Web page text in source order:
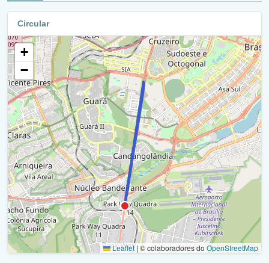
Epia / Df-003 / Br-450 / Ra I
Df 003 - Retorno / Ra I
Epia / Df-003 / Br-450 / Ra I
Retorno - Epia / Df-033 / Br-450 (Viplan) / Ra I
Epia / Df-003 / Br-450 / Ra I
Epia / Df-003 / Br-450 / Ra X
Retorno - Epia / Df-033 / Br-450 (Viplan) / Ra X
Epia / Df-003 / Br-450 / Ra X
Estrada Parque Indústria E Abastecimento / Ra X
Circular
+
−
Leaflet | © colaboradores doOpenStreetMap